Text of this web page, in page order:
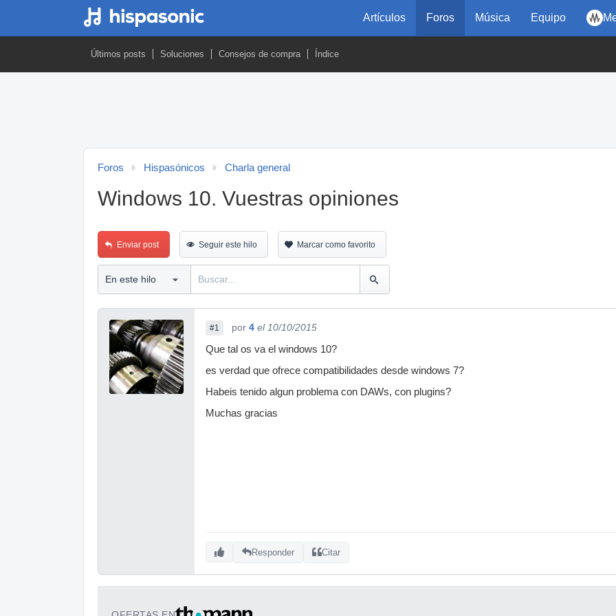
Artículos Foros Música Equipo
Últimos posts Soluciones Consejos de compra Índice
Foros Hispasónicos Charla general
Windows 10. Vuestras opiniones
Enviar post Seguir este hilo Marcar como favorito
#1 por 4 el 10/10/2015
Que tal os va el windows 10?
es verdad que ofrece compatibilidades desde windows 7?
Habeis tenido algun problema con DAWs, con plugins?
Muchas gracias
Responder Citar